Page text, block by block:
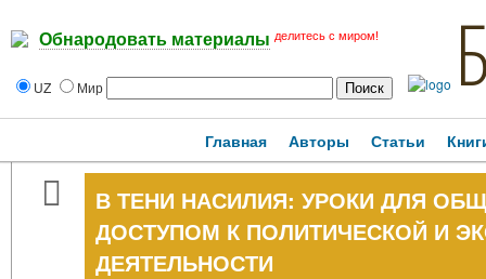
Обнародовать материалы делитесь с миром!
UZ Мир
Главная Авторы Статьи
В ТЕНИ НАСИЛИЯ: УРОКИ ДЛЯ
ДОСТУПОМ К ПОЛИТИЧЕСКОЙ И
ДЕЯТЕЛЬНОСТИ